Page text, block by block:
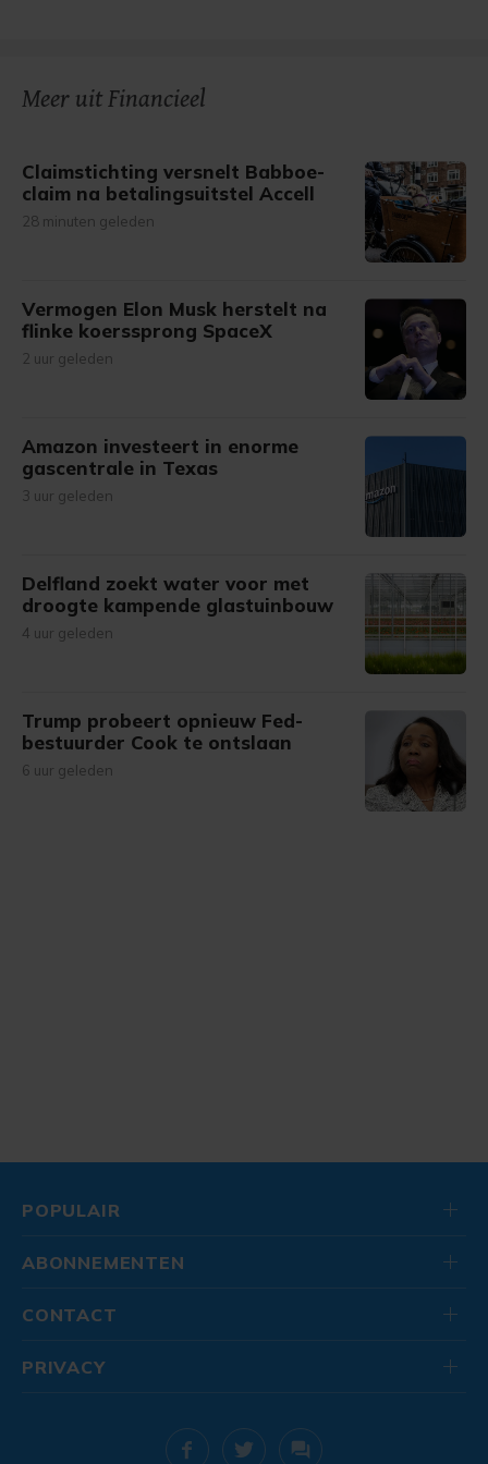
Meer uit Financieel
Claimstichting versnelt Babboe-
claim na betalingsuitstel Accell
28 minuten geleden
Vermogen Elon Musk herstelt na
flinke koerssprong SpaceX
2 uur geleden
Amazon investeert in enorme
gascentrale in Texas
3 uur geleden
Delfland zoekt water voor met
droogte kampende glastuinbouw
4 uur geleden
Trump probeert opnieuw Fed-
bestuurder Cook te ontslaan
6 uur geleden
POPULAIR
ABONNEMENTEN
CONTACT
PRIVACY